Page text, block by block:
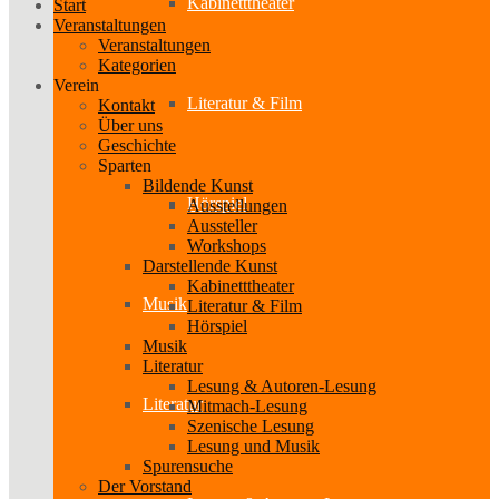
Literatur & Film
Hörspiel
Musik
Literatur
Start
Veranstaltungen
Veranstaltungen
Kategorien
Verein
Kontakt
Über uns
Geschichte
Sparten
Bildende Kunst
Ausstellungen
Aussteller
Workshops
Darstellende Kunst
Kabinetttheater
Literatur & Film
Hörspiel
Musik
Literatur
Lesung & Autoren-Lesung
Mitmach-Lesung
Szenische Lesung
Lesung und Musik
Spurensuche
Der Vorstand